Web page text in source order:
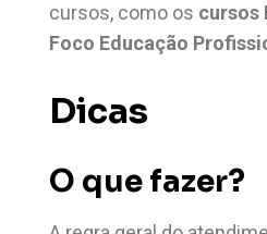
cursos, como os cursos
Foco Educação
Dicas
O que fazer?